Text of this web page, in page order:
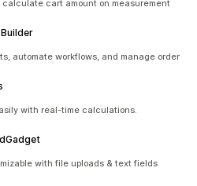
calculate cart amount on measurement
automate workflows, and manage order
with real-time calculations.
with file uploads & text fields